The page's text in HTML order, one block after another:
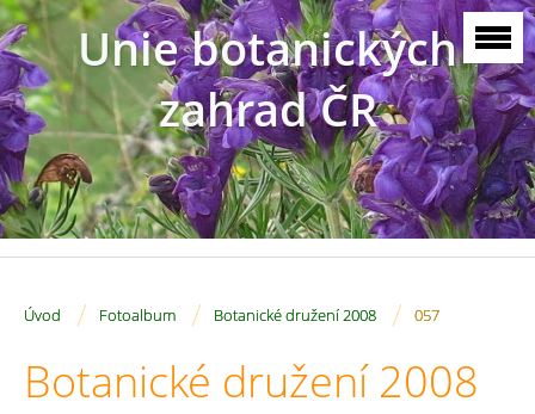
Unie botanických
zahrad ČR
Úvod / Fotoalbum / Botanické družení 2008 / 057
Botanické družení 2008